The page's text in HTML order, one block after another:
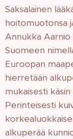
Saksalainen
hoitomuotonsa
Annukka
Suomeen
Euroopan
hierretään
mukaisesti
Perinteisesti
alkuperää